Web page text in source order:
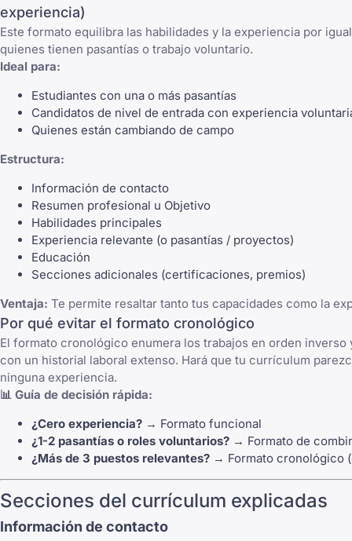
experiencia)
Este formato equilibra las habilidades y la experiencia por
quienes tienen pasantías o trabajo voluntario.
Ideal para:
Estudiantes con una o más pasantías
Candidatos de nivel de entrada con experiencia
Quienes están cambiando de campo
Estructura:
Información de contacto
Resumen profesional u Objetivo
Habilidades principales
Experiencia relevante (o pasantías / proyectos)
Educación
Secciones adicionales (certificaciones, premios)
Ventaja: Te permite resaltar tanto tus capacidades como la
Por qué evitar el formato cronológico
El formato cronológico enumera los trabajos en orden inverso
con un historial laboral extenso. Hará que tu currículum
ninguna experiencia.
📊 Guía de decisión rápida:
¿Cero experiencia? → Formato funcional
¿1-2 pasantías o roles voluntarios? → Formato de
¿Más de 3 puestos relevantes? → Formato cronológico
Secciones del currículum explicadas
Información de contacto